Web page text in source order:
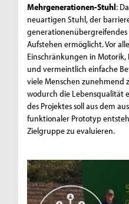
Mehrgenerationen-Stuhl:
neuartigen Stuhl, der
Aufstehen ermöglicht. Vor
Einschränkungen in
und vermeintlich einfache
viele Menschen zunehmend
wodurch die Lebensqualität
des Projektes soll aus dem
funktionaler Prototyp
Zielgruppe zu evaluieren.